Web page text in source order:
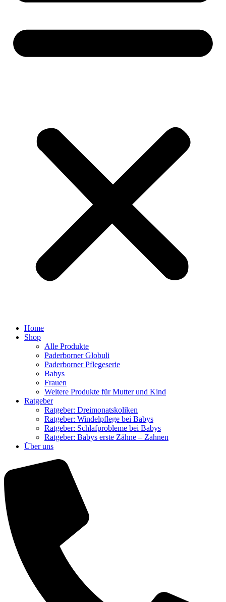
Home
Shop
Alle Produkte
Paderborner Globuli
Paderborner Pflegeserie
Babys
Frauen
Weitere Produkte für Mutter und Kind
Ratgeber
Ratgeber: Dreimonatskoliken
Ratgeber: Windelpflege bei Babys
Ratgeber: Schlafprobleme bei Babys
Ratgeber: Babys erste Zähne – Zahnen
Über uns